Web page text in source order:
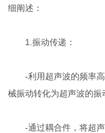
细阐述：
1.振动传递：
-利用超声波的频率高
械振动转化为超声波的振
-通过耦合件，将超声